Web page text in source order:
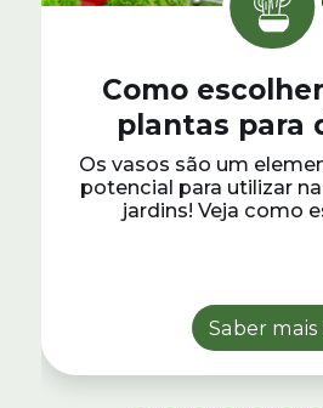
Como
plantas para
jardins
Os vasos são um
potencial para utilizar
jardins! Veja como
Saber mais